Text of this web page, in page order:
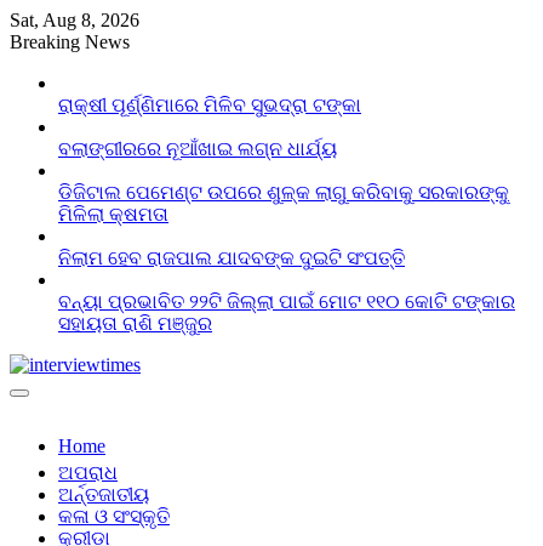
Skip
to
Sat, Aug 8, 2026
Breaking News
ରାକ୍ଷୀ ପୂର୍ଣ୍ଣିମାରେ ମିଳିବ ସୁଭଦ୍ରା ଟଙ୍କା
ବଲାଙ୍ଗୀରରେ ନୂଆଁଖାଇ ଲଗ୍ନ ଧାର୍ଯ୍ୟ
ଡିଜିଟାଲ ପେମେଣ୍ଟ ଉପରେ ଶୁଳ୍କ ଲାଗୁ କରିବାକୁ ସରକାରଙ୍କୁ
ମିଳିଲା କ୍ଷମତା
ନିଲାମ ହେବ ରାଜପାଲ ଯାଦବଙ୍କ ଦୁଇଟି ସଂପତ୍ତି
ବନ୍ୟା ପ୍ରଭାବିତ ୨୨ଟି ଜିଲ୍ଲା ପାଇଁ ମୋଟ ୧୧୦ କୋଟି ଟଙ୍କାର
ସହାୟତା ରାଶି ମଞ୍ଜୁର
Home
ଅପରାଧ
ଅର୍ନ୍ତଜାତୀୟ
କଳା ଓ ସଂସ୍କୃତି
କ୍ରୀଡା